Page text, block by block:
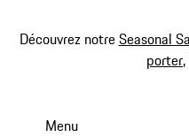
Découvrez notreSeasonal
porter,
Menu